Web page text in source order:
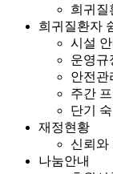
희귀질
희귀질환자
시설 안
운영규
안전관
주간
단기
재정현황
신뢰와
나눔안내